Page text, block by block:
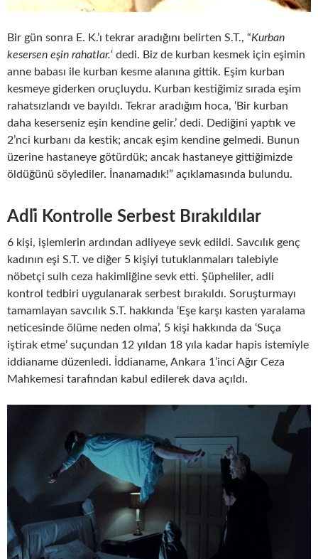
Bir gün sonra E. K.’ı tekrar aradığını belirten S.T., “Kurban
kesersen eşin rahatlar.‘ dedi. Biz de kurban kesmek için eşimin
anne babası ile kurban kesme alanına gittik. Eşim kurban
kesmeye giderken oruçluydu. Kurban kestiğimiz sırada eşim
rahatsızlandı ve bayıldı. Tekrar aradığım hoca, ‘Bir kurban
daha keserseniz eşin kendine gelir.’ dedi. Dediğini yaptık ve
2’nci kurbanı da kestik; ancak eşim kendine gelmedi. Bunun
üzerine hastaneye götürdük; ancak hastaneye gittiğimizde
öldüğünü söylediler. İnanamadık!” açıklamasında bulundu.
Adli̇ Kontrolle Serbest Bırakıldılar
6 kişi, işlemlerin ardından adliyeye sevk edildi. Savcılık genç
kadının eşi S.T. ve diğer 5 kişiyi tutuklanmaları talebiyle
nöbetçi sulh ceza hakimliğine sevk etti. Şüpheliler, adli
kontrol tedbiri uygulanarak serbest bırakıldı. Soruşturmayı
tamamlayan savcılık S.T. hakkında ‘Eşe karşı kasten yaralama
neticesinde ölüme neden olma’, 5 kişi hakkında da ‘Suça
iştirak etme’ suçundan 12 yıldan 18 yıla kadar hapis istemiyle
iddianame düzenledi. İddianame, Ankara 1’inci Ağır Ceza
Mahkemesi tarafından kabul edilerek dava açıldı.